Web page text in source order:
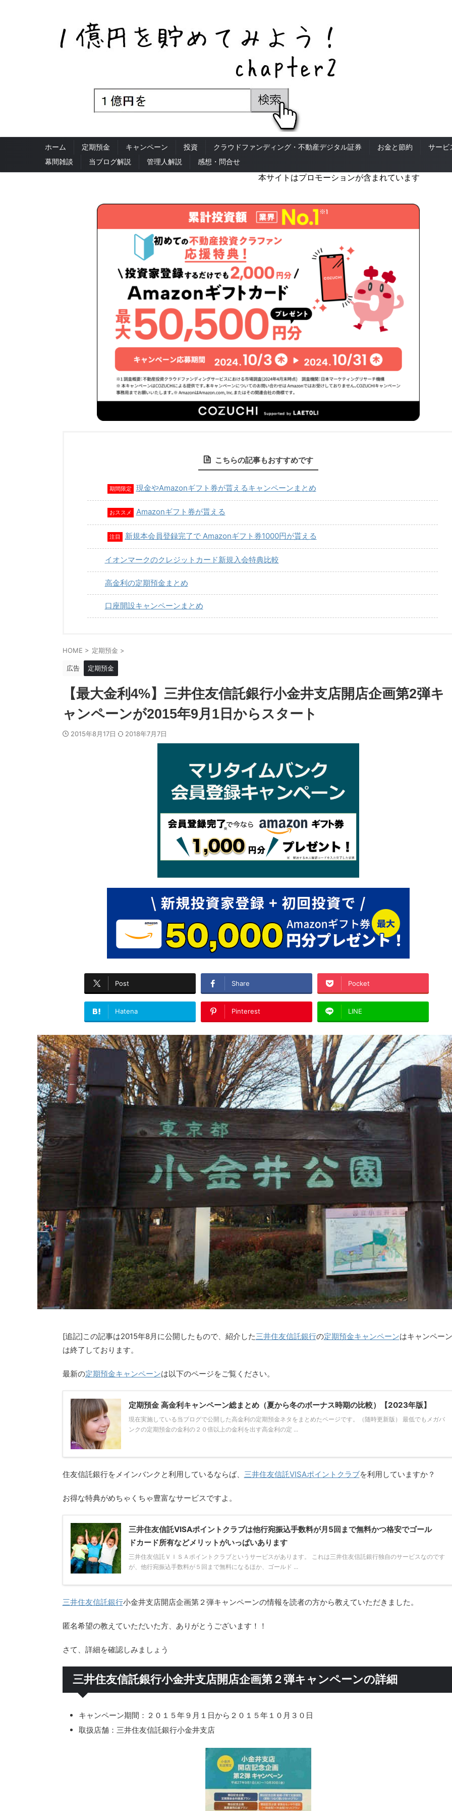
ホーム 定期預金 キャンペーン 投資 クラウドファンディング・不動産デジタル証券 お金と節約
サービ
幕間雑談
当ブログ解説 管理人解説 感想・問合せ
本サイトはプロモーションが含まれています
こちらの記事もおすすめです
期間限定 現金やAmazonギフト券が貰えるキャンペーンまとめ
おススメ Amazonギフト券が貰える
注目 新規本会員登録完了で Amazonギフト券1000円が貰える
イオンマークのクレジットカード新規入会特典比較
高金利の定期預金まとめ
口座開設キャンペーンまとめ
HOME > 定期預金 >
広告 定期預金
【最大金利4%】三井住友信託銀行小金井支店開店企画第2弾キ
ャンペーンが2015年9月1日からスタート
2015年8月17日 2018年7月7日
Post Share Pocket
Hatena Pinterest LINE
[追記]この記事は2015年8月に公開したもので、紹介した三井住友信託銀行の定期預金キャンペーンはキャンペーン
は終了しております。
最新の定期預金キャンペーンは以下のページをご覧ください。
定期預金 高金利キャンペーン総まとめ（夏から冬のボーナス時期の比較）【2023年版】
現在実施している当ブログで公開した高金利の定期預金ネタをまとめたページです。（随時更新版） 最低でもメガバ
ンクの定期預金の金利の２０倍以上の金利を出す高金利の定 ...
住友信託銀行をメインバンクと利用しているならば、 三井住友信託VISAポイントクラブを利用していますか？
お得な特典がめちゃくちゃ豊富なサービスですよ。
三井住友信託VISAポイントクラブは他行宛振込手数料が月5回まで無料かつ格安でゴール
ドカード所有などメリットがいっぱいあります
三井住友信託ＶＩＳＡポイントクラブというサービスがあります。 これは三井住友信託銀行独自のサービスなのです
が、他行宛振込手数料が５回まで無料になるほか、ゴールド ...
三井住友信託銀行小金井支店開店企画第２弾キャンペーンの情報を読者の方から教えていただきました。
匿名希望の教えていただいた方、ありがとうございます！！
さて、詳細を確認しみましょう
三井住友信託銀行小金井支店開店企画第２弾キャンペーンの詳細
キャンペーン期間：２０１５年９月１日から２０１５年１０月３０日
取扱店舗：三井住友信託銀行小金井支店